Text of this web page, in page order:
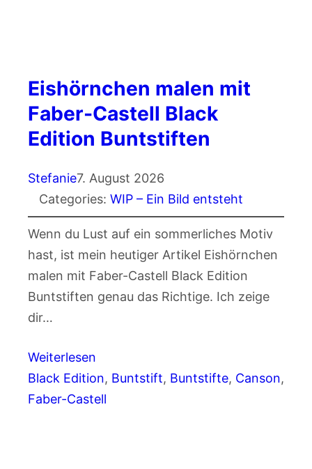
Eishörnchen malen mit
Faber-Castell Black
Edition Buntstiften
Stefanie7. August 2026
Categories: WIP – Ein Bild entsteht
Wenn du Lust auf ein sommerliches Motiv
hast, ist mein heutiger Artikel Eishörnchen
malen mit Faber-Castell Black Edition
Buntstiften genau das Richtige. Ich zeige
dir…
Weiterlesen
Black Edition, Buntstift, Buntstifte, Canson
Faber-Castell